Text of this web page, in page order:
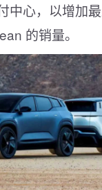
中心，以增加
的销量。